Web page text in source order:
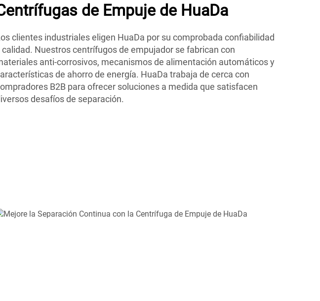
de Empuje de HuaDa
clientes industriales eligen HuaDa por su comprobada confiabilidad
calidad. Nuestros centrífugos de empujador se fabrican con
anti-corrosivos, mecanismos de alimentación automáticos y
de ahorro de energía. HuaDa trabaja de cerca con
B2B para ofrecer soluciones a medida que satisfacen
desafíos de separación.